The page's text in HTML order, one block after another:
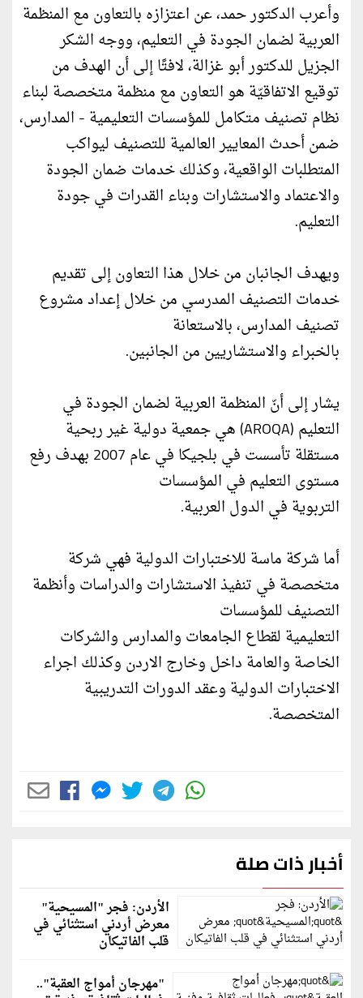
وأعرب الدكتور حمد، عن اعتزازه بالتعاون مع المنظمة
العربية لضمان الجودة في التعليم، ووجه الشكر
الجزيل للدكتور أبو غزالة، لافتًا إلى أن الهدف من
توقيع الاتفاقيّة هو التعاون مع منظمة متخصصة لبناء
نظام تصنيف متكامل للمؤسسات التعليمية - المدارس،
ضمن أحدث المعايير العالمية للتصنيف ليواكب
المتطلبات الواقعية، وكذلك خدمات ضمان الجودة
والاعتماد والاستشارات وبناء القدرات في جودة
التعليم.
ويهدف الجانبان من خلال هذا التعاون إلى تقديم
خدمات التصنيف المدرسي من خلال إعداد مشروع
تصنيف المدارس، بالاستعانة
بالخبراء والاستشاريين من الجانبين.
يشار إلى أنّ المنظمة العربية لضمان الجودة في
التعليم (AROQA) هي جمعية دولية غير ربحية
مستقلة تأسست في بلجيكا في عام 2007 بهدف رفع
مستوى التعليم في المؤسسات
التربوية في الدول العربية.
أما شركة ماسة للاختبارات الدولية فهي شركة
متخصصة في تنفيذ الاستشارات والدراسات وأنظمة
التصنيف للمؤسسات
التعليمية لقطاع الجامعات والمدارس والشركات
الخاصة والعامة داخل وخارج الاردن وكذلك اجراء
الاختبارات الدولية وعقد الدورات التدريبية
المتخصصة.
أخبار ذات صلة
الأردن: فجر "المسيحية"
معرض أردني استثنائي في
قلب الفاتيكان
"مهرجان أمواج العقبة"..